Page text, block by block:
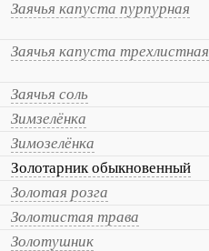
Заячья капуста пурпурная
Заячья капуста трехлистная
Заячья соль
Зимзелёнка
Зимозелёнка
Золотарник обыкновенный
Золотая розга
Золотистая трава
Золотушник